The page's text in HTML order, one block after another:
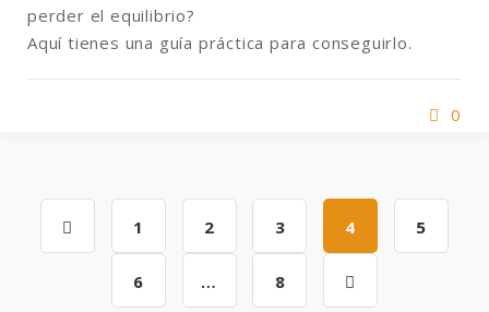
perder el equilibrio?
Aquí tienes una guía práctica para conseguirlo.
0
1 2 3 4 5
6 … 8